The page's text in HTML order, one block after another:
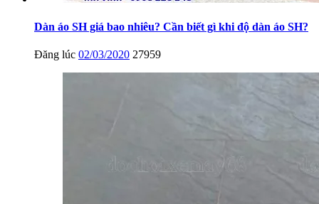
Dàn áo SH giá bao nhiêu? Cần biết gì khi độ dàn áo SH?
Đăng lúc 02/03/2020 27959